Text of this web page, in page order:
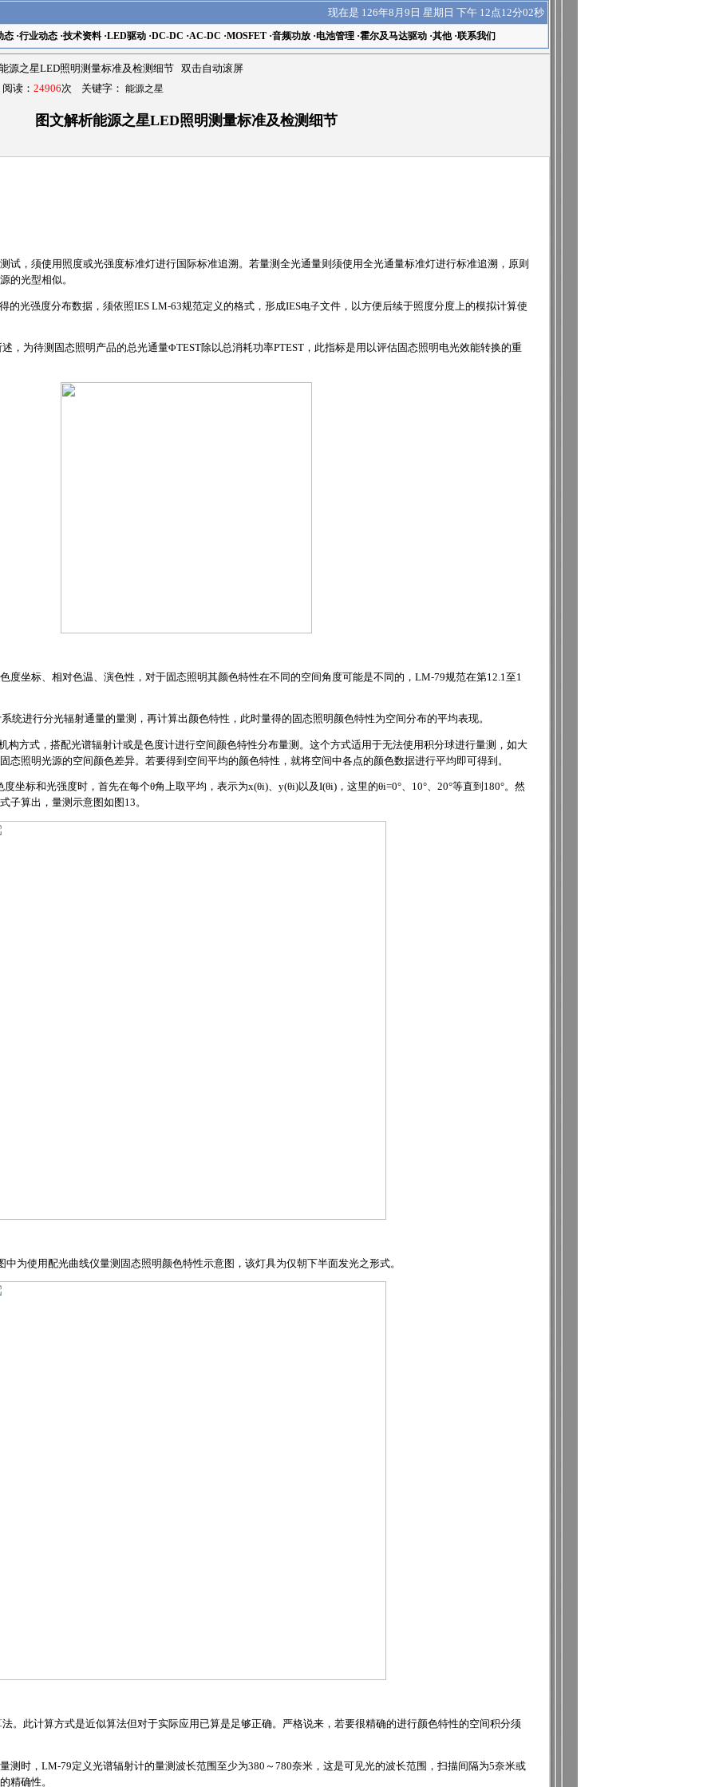
现在是 126年8月9日 星期日 下午 12点12分03秒
态·行业动态·技术资料·LED驱动·DC-DC ·AC-DC ·MOSFET·音频功放·电池管理·霍尔及马达驱动·其他·联系我们
源之星LED照明测量标准及检测细节 双击自动滚屏
读： 24906次 关键字： 能源之星
图文解析能源之星LED照明测量标准及检测细节
试，须使用照度或光强度标准灯进行国际标准追溯。若量测全光通量则须使用全光通量标准灯进行标准追溯，原则
的光型相似。
的光强度分布数据，须依照IES LM-63规范定义的格式，形成IES电子文件，以方便后续于照度分度上的模拟计算使
，为待测固态照明产品的总光通量ΦTEST除以总消耗功率PTEST，此指标是用以评估固态照明电光效能转换的重
度坐标、相对色温、演色性，对于固态照明其颜色特性在不同的空间角度可能是不同的，LM-79规范在第12.1至1
统进行分光辐射通量的量测，再计算出颜色特性，此时量得的固态照明颜色特性为空间分布的平均表现。
构方式，搭配光谱辐射计或是色度计进行空间颜色特性分布量测。这个方式适用于无法使用积分球进行量测，如大
态照明光源的空间颜色差异。若要得到空间平均的颜色特性，就将空间中各点的颜色数据进行平均即可得到。
度坐标和光强度时，首先在每个θ角上取平均，表示为x(θi)、y(θi)以及I(θi)，这里的θi=0°、10°、20°等直到180°。然
子算出，量测示意图如图13。
中为使用配光曲线仪量测固态照明颜色特性示意图，该灯具为仅朝下半面发光之形式。
。此计算方式是近似算法但对于实际应用已算是足够正确。严格说来，若要很精确的进行颜色特性的空间积分须
测时，LM-79定义光谱辐射计的量测波长范围至少为380～780奈米，这是可见光的波长范围，扫描间隔为5奈米或
精确性。